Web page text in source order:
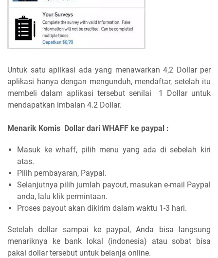
Untuk satu aplikasi ada yang menawarkan 4,2 Dollar per
aplikasi hanya dengan mengunduh, mendaftar, setelah itu
membeli dalam aplikasi tersebut senilai 1 Dollar untuk
mendapatkan imbalan 4.2 Dollar.
Menarik Komis Dollar dari WHAFF ke paypal :
Masuk ke whaff, pilih menu yang ada di sebelah kiri
atas.
Pilih pembayaran, Paypal.
Selanjutnya pilih jumlah payout, masukan e-mail Paypal
anda, lalu klik permintaan.
Proses payout akan dikirim dalam waktu 1-3 hari.
Setelah dollar sampai ke paypal, Anda bisa langsung
menariknya ke bank lokal (indonesia) atau sobat bisa
pakai dollar tersebut untuk belanja online.